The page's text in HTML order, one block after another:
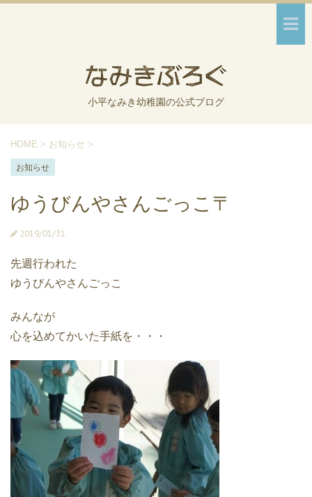
小平なみき幼稚園の公式ブログ
HOME > お知らせ >
お知らせ
ゆうびんやさんごっこ〒
2019/01/31
先週行われた
ゆうびんやさんごっこ
みんなが
心を込めてかいた手紙を・・・